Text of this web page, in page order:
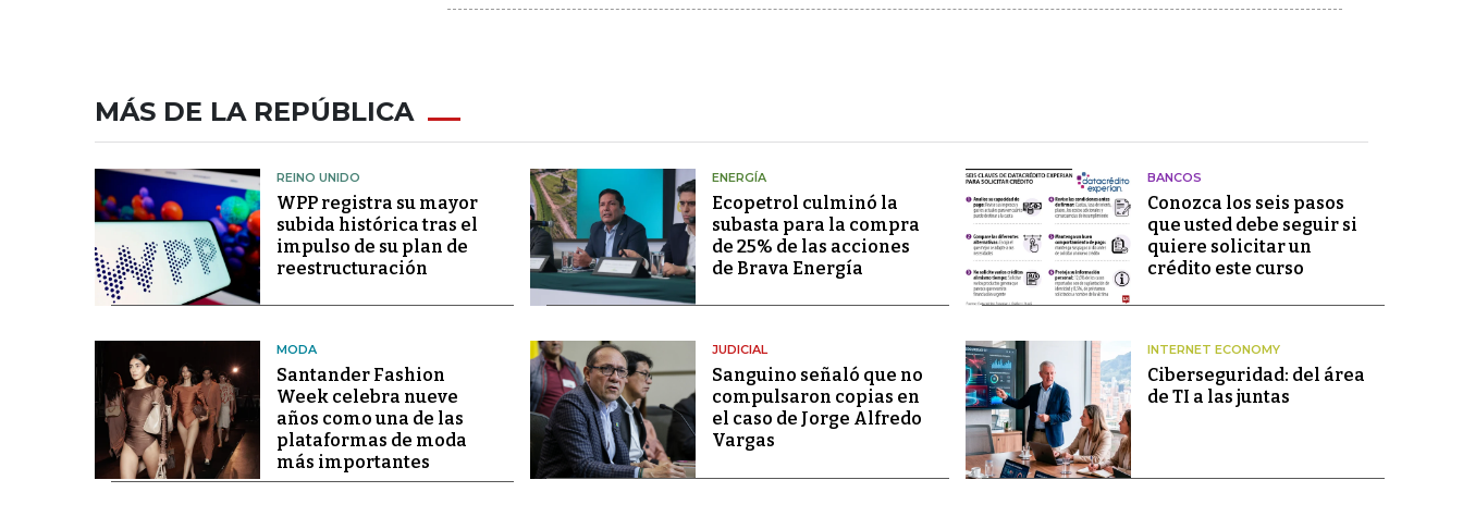
MÁS DE LA REPÚBLICA
REINO UNIDO
WPP registra su mayor
subida histórica tras el
impulso de su plan de
reestructuración
ENERGÍA
Ecopetrol culminó la
subasta para la compra
de 25% de las acciones
de Brava Energía
BANCOS
Conozca los seis pasos
que usted debe seguir si
quiere solicitar un
crédito este curso
MODA
Santander Fashion
Week celebra nueve
años como una de las
plataformas de moda
más importantes
JUDICIAL
Sanguino señaló que no
compulsaron copias en
el caso de Jorge Alfredo
Vargas
INTERNET ECONOMY
Ciberseguridad: del área
de TI a las juntas